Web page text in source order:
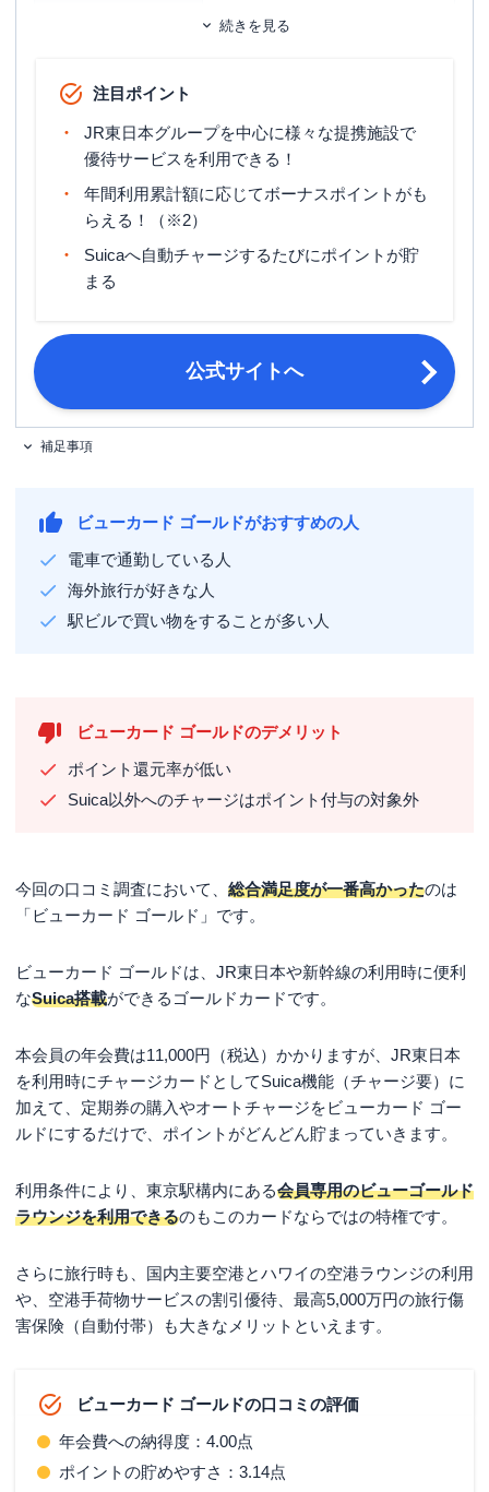
家族カード
ETCカード発行期間 約10日間程度
国内旅行傷害保険（利用付帯）・海外
ポイント名 JRE POINT
日本国内在住かつ、電話連絡がとれ満
20歳以上で安定収入がある
氏名・生年月日・現住所の3点が確認
できる本人確認書類 例）運転免許
ド・住民票の写し・写真付き住民基本
続きを見る
注目ポイント
JR東日本グループを中心に様々な提携施設で
優待サービスを利用できる！
年間利用累計額に応じてボーナスポイントがも
らえる！（※2）
Suicaへ自動チャージするたびにポイントが貯
まる
公式サイトへ
補足事項
ビューカード ゴールドがおすすめの人
電車で通勤している人
海外旅行が好きな人
駅ビルで買い物をすることが多い人
ビューカード ゴールドのデメリット
ポイント還元率が低い
Suica以外へのチャージはポイント付与の対象外
今回の口コミ調査において、 総合満足度が一番高かったのは
「ビューカード ゴールド」です。
ビューカード ゴールドは、JR東日本や新幹線の利用時に便利
なSuica搭載ができるゴールドカードです。
本会員の年会費は11,000円（税込）かかりますが、JR東日本
を利用時にチャージカードとしてSuica機能（チャージ要）に
加えて、定期券の購入やオートチャージをビューカード ゴー
ルドにするだけで、ポイントがどんどん貯まっていきます。
利用条件により、東京駅構内にある会員専用のビューゴールド
ラウンジを利用できるのもこのカードならではの特権です。
さらに旅行時も、国内主要空港とハワイの空港ラウンジの利用
や、空港手荷物サービスの割引優待、最高5,000万円の旅行傷
害保険（自動付帯）も大きなメリットといえます。
ビューカード ゴールドの口コミの評価
年会費への納得度：4.00点
ポイントの貯めやすさ：3.14点